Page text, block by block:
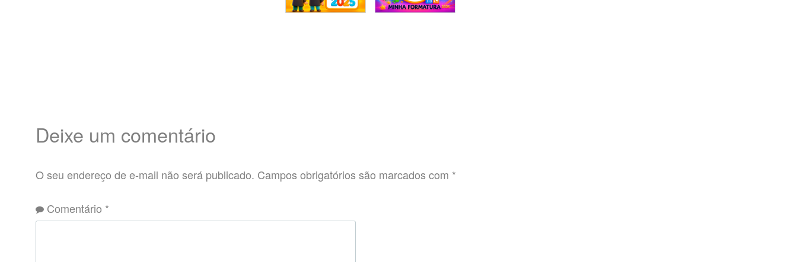
Deixe um comentário
O seu endereço de e-mail não será publicado. Campos obrigatórios são marcados com *
Comentário *